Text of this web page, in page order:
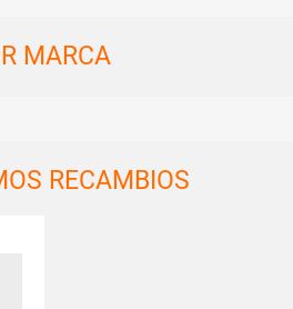
MARCA
RECAMBIOS